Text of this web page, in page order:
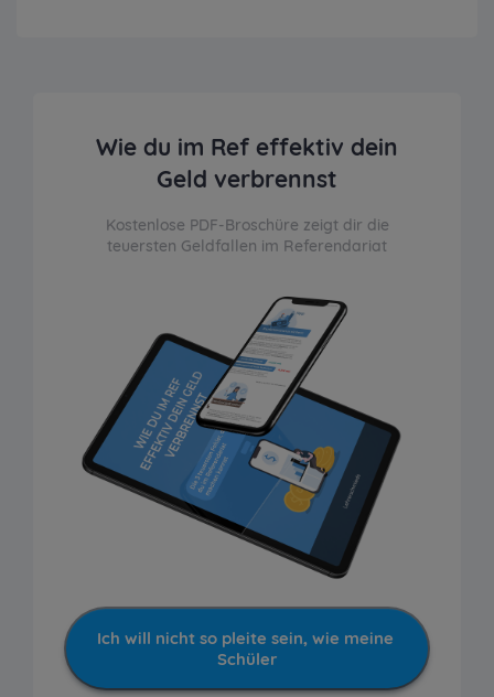
Wie du im Ref effektiv dein
Geld verbrennst
Kostenlose PDF-Broschüre zeigt dir die
teuersten Geldfallen im Referendariat
Ich will nicht so pleite sein, wie meine
Schüler